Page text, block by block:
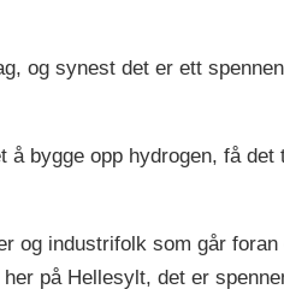
og synest det er ett
bygge opp hydrogen, få det
og industrifolk som går foran
på Hellesylt, det er